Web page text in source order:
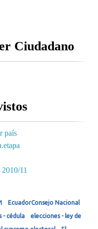
Ciudadano
país
11
EcuadorConsejo Nacional
- cédula elecciones - ley de